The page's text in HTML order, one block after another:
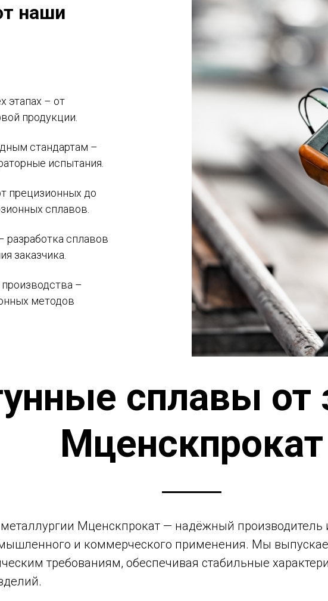
наши
этапах – от
продукции.
стандартам –
испытания.
прецизионных до
сплавов.
сплавов
заказчика.
–
методов
сплавы от
Мценскпрокат
Мценскпрокат — надёжный производитель
и коммерческого применения. Мы
требованиям, обеспечивая стабильные